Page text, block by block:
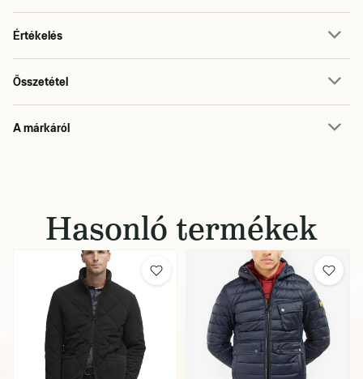
Értékelés
Összetétel
A márkáról
Hasonló termékek